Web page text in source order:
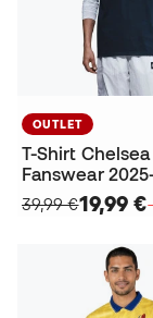
OUTLET
T-Shirt Chelsea
Fanswear
39,99 €19,99 €